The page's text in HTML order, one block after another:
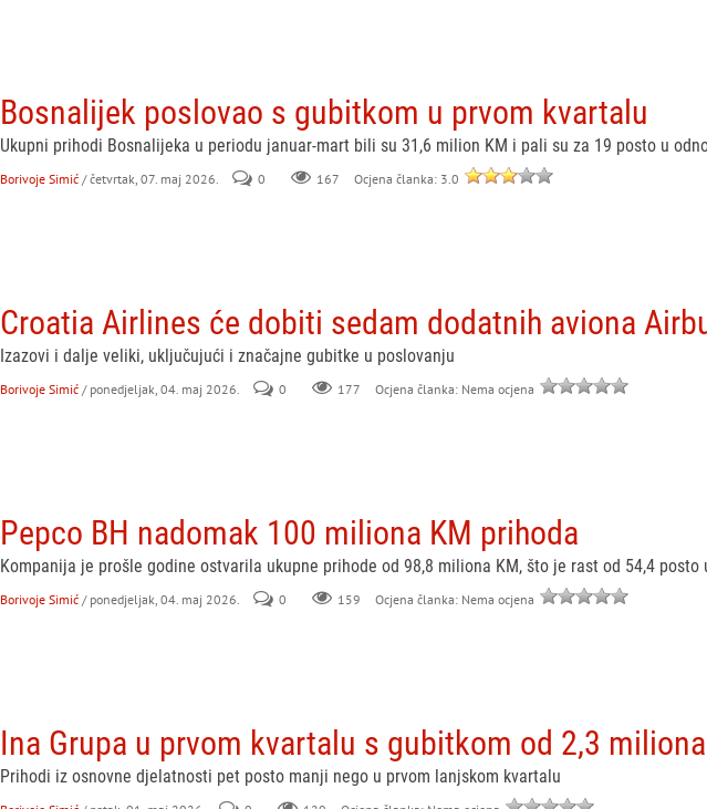
Bosnalijek poslovao s gubitkom u prvom kvartalu
Ukupni prihodi Bosnalijeka u periodu januar-mart bili su 31,6 milion KM i pali su za 19 posto u
Borivoje Simić / četvrtak, 07. maj 2026. 0 167 Ocjena članka: 3.0
Croatia Airlines će dobiti sedam dodatnih aviona
Izazovi i dalje veliki, uključujući i značajne gubitke u poslovanju
Borivoje Simić / ponedjeljak, 04. maj 2026. 0 177 Ocjena članka: Nema ocjena
Pepco BH nadomak 100 miliona KM prihoda
Kompanija je prošle godine ostvarila ukupne prihode od 98,8 miliona KM, što je rast od 54,4 posto
Borivoje Simić / ponedjeljak, 04. maj 2026. 0 159 Ocjena članka: Nema ocjena
Ina Grupa u prvom kvartalu s gubitkom od 2,3
Prihodi iz osnovne djelatnosti pet posto manji nego u prvom lanjskom kvartalu